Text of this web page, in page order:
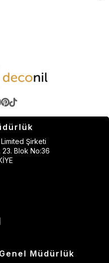
Şirketi
Blok No:36
Müdürlük